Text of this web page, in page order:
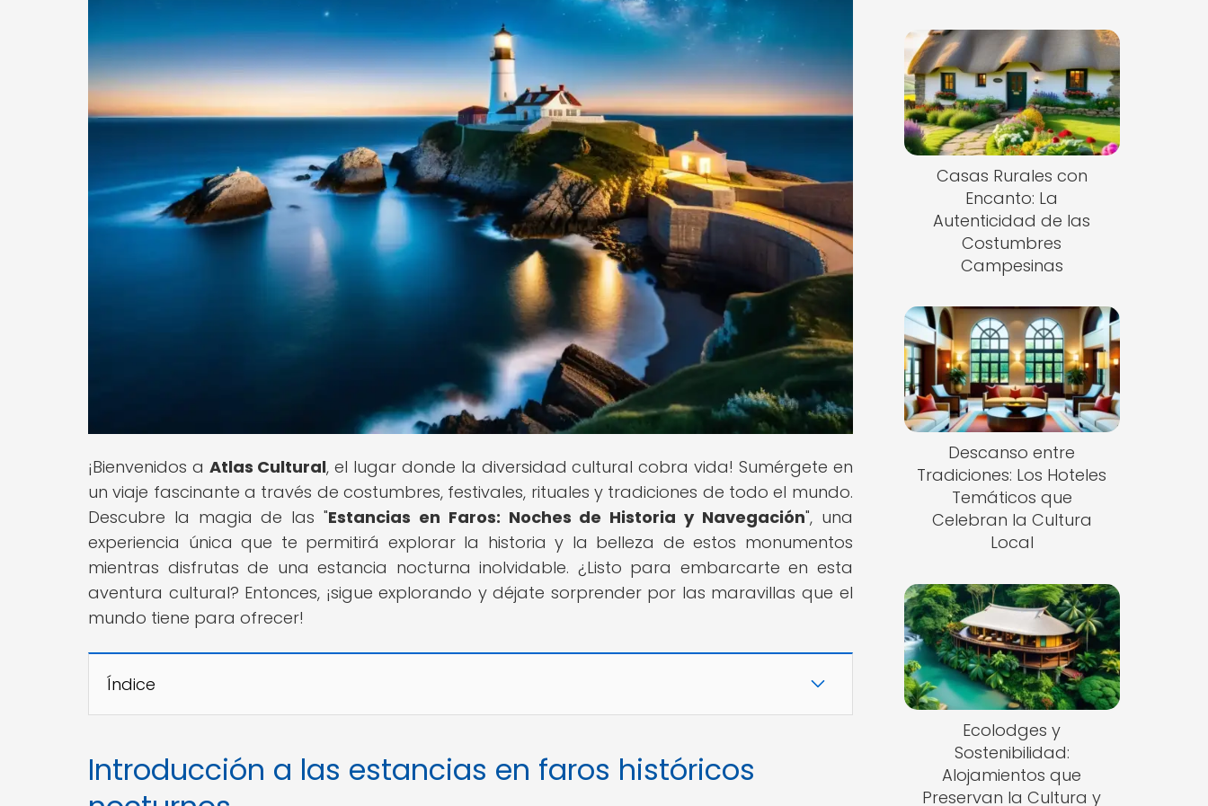
¡Bienvenidos a Atlas Cultural, el lugar donde la diversidad cultural cobra vida! Sumérgete en
un viaje fascinante a través de costumbres, festivales, rituales y tradiciones de todo el mundo.
Descubre la magia de las "Estancias en Faros: Noches de Historia y Navegación", una
experiencia única que te permitirá explorar la historia y la belleza de estos monumentos
mientras disfrutas de una estancia nocturna inolvidable. ¿Listo para embarcarte en esta
aventura cultural? Entonces, ¡sigue explorando y déjate sorprender por las maravillas que el
mundo tiene para ofrecer!
Índice
Introducción a las estancias en faros históricos
Casas Rurales con
Encanto: La
Autenticidad de las
Costumbres
Campesinas
Descanso entre
Tradiciones: Los Hoteles
Temáticos que
Celebran la Cultura
Local
Ecolodges y
Sostenibilidad:
Alojamientos que
Preservan la Cultura y